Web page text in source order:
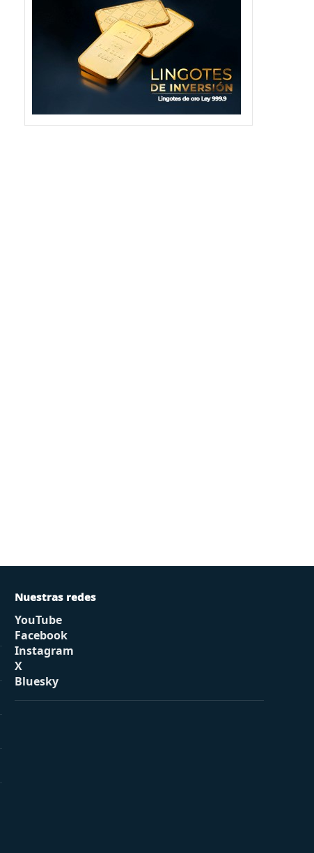
Nuestras redes
YouTube
Facebook
Instagram
X
Bluesky